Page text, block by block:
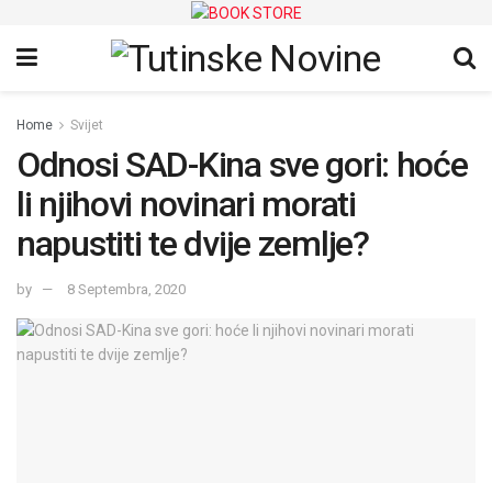
Home Svijet
Odnosi SAD-Kina sve gori: hoće
li njihovi novinari morati
napustiti te dvije zemlje?
by 8 Septembra, 2020